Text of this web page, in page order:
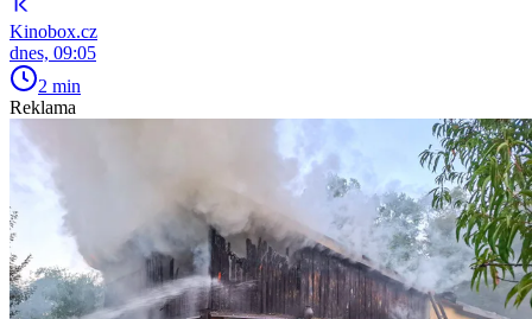
Kinobox.cz
dnes, 09:05
2 min
Reklama